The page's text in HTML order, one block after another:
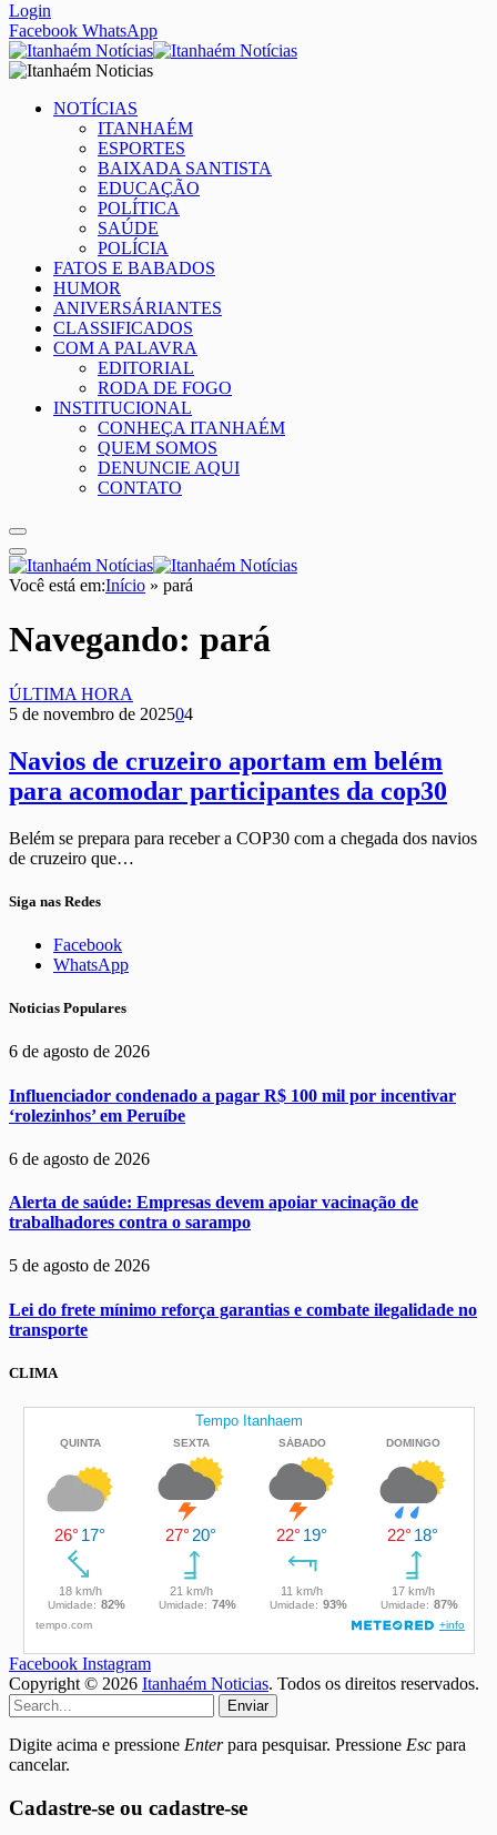
Login
Facebook WhatsApp
NOTÍCIAS
ITANHAÉM
ESPORTES
BAIXADA SANTISTA
EDUCAÇÃO
POLÍTICA
SAÚDE
POLÍCIA
FATOS E BABADOS
HUMOR
ANIVERSÁRIANTES
CLASSIFICADOS
COM A PALAVRA
EDITORIAL
RODA DE FOGO
INSTITUCIONAL
CONHEÇA ITANHAÉM
QUEM SOMOS
DENUNCIE AQUI
CONTATO
Você está em:Início » pará
Navegando: pará
ÚLTIMA HORA
5 de novembro de 202504
Navios de cruzeiro aportam em belém
para acomodar participantes da cop30
Belém se prepara para receber a COP30 com a chegada dos navios
de cruzeiro que…
Siga nas Redes
Facebook
WhatsApp
Noticias Populares
6 de agosto de 2026
Influenciador condenado a pagar R$ 100 mil por incentivar
‘rolezinhos’ em Peruíbe
6 de agosto de 2026
Alerta de saúde: Empresas devem apoiar vacinação de
trabalhadores contra o sarampo
5 de agosto de 2026
Lei do frete mínimo reforça garantias e combate ilegalidade no
transporte
CLIMA
Facebook Instagram
Copyright © 2026 Itanhaém Noticias. Todos os direitos reservados.
Enviar
Digite acima e pressione Enterpara pesquisar. Pressione Esc para
cancelar.
Cadastre-se ou cadastre-se